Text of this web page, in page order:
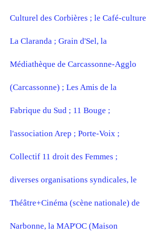
Culturel des Corbières ; le Café-culture
La Claranda ; Grain d'Sel, la
Médiathèque de Carcassonne-Agglo
(Carcassonne) ; Les Amis de la
Fabrique du Sud ; 11 Bouge ;
l'association Arep ; Porte-Voix ;
Collectif 11 droit des Femmes ;
diverses organisations syndicales, le
Théâtre+Cinéma (scène nationale) de
Narbonne, la MAP'OC (Maison